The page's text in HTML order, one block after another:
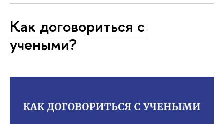
Как договориться с
учеными?